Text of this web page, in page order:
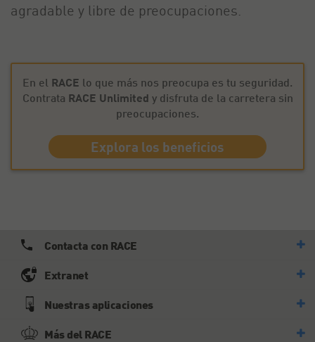
agradable y libre de preocupaciones.
En el RACE lo que más nos preocupa es tu seguridad.
Contrata RACE Unlimited y disfruta de la carretera sin
preocupaciones.
Explora los beneficios
Contacta con RACE
Extranet
Nuestras aplicaciones
Más del RACE